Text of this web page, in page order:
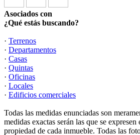
Asociados con
¿Qué estás buscando?
· Terrenos
· Departamentos
· Casas
· Quintas
· Oficinas
· Locales
· Edificios comerciales
Todas las medidas enunciadas son
medidas exactas serán las que se
propiedad de cada inmueble. Todas las